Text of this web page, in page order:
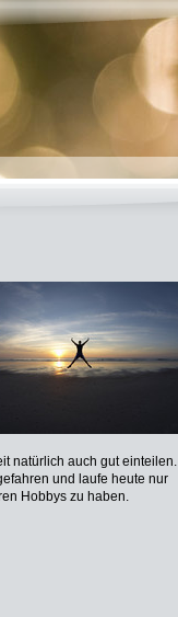
natürlich auch gut einteilen.
und laufe heute nur
Hobbys zu haben.